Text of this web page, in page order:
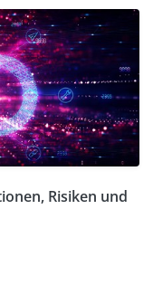
Risiken und